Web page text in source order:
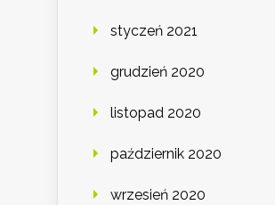
styczeń 2021
grudzień 2020
listopad 2020
październik 2020
wrzesień 2020